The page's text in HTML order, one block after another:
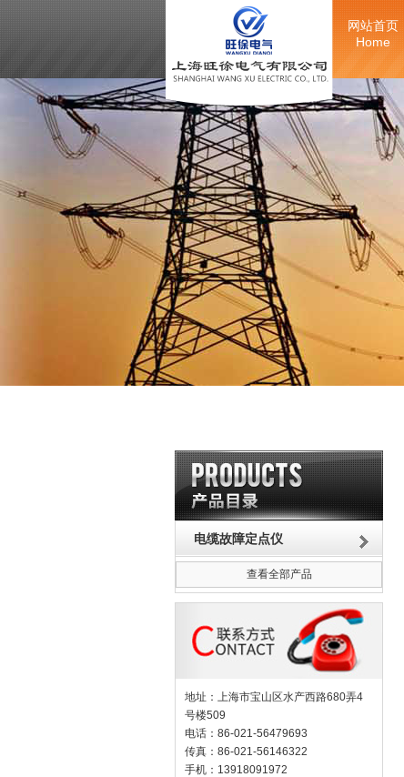
网站首页
Home
电缆故障定点仪
查看全部产品
地址：上海市宝山区水产西路680弄4
号楼509
电话：86-021-56479693
传真：86-021-56146322
手机：13918091972